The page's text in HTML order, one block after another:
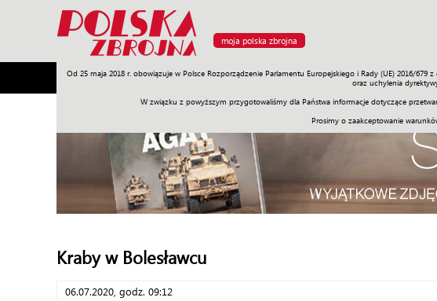
moja polska zbrojna
Od 25 maja 2018 r. obowiązuje w Polsce Rozporządzenie Parlamentu Europejskiego i Rady (UE) 2016/
oraz uchylenia
W związku z powyższym przygotowaliśmy dla Państwa informacje dotyczące
Prosimy o zaakceptowanie
Armia Poligon Sprzęt Misje Polityka Prawo Świat
Kraby w Bolesławcu
06.07.2020, godz. 09:12